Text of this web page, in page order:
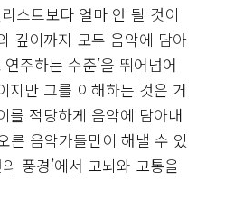
스트보다 얼마 안 될 것이
깊이까지 모두 음악에 담아
주하는 수준’을 뛰어넘어
지만 그를 이해하는 것은 거
를 적당하게 음악에 담아내
른 음악가들만이 해낼 수 있
풍경’에서 고뇌와 고통을